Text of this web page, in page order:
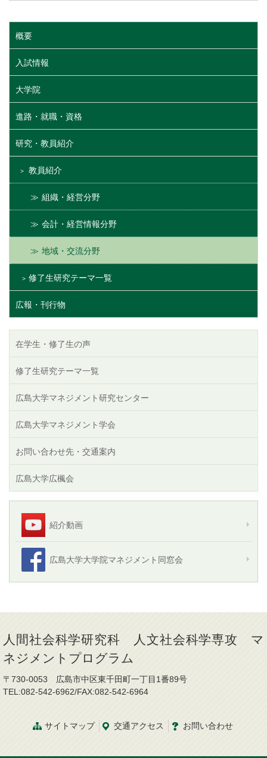
概要
入試情報
大学院
進路・就職・資格
研究・教員紹介
教員紹介
組織・経営分野
会計・経営情報分野
地域・交流分野
修了生研究テーマ一覧
広報・刊行物
在学生・修了生の声
修了生研究テーマ一覧
広島大学マネジメント研究センター
広島大学マネジメント学会
お問い合わせ先・交通案内
広島大学広楓会
紹介動画
広島大学大学院マネジメント同窓会
人間社会科学研究科 人文社会科学専攻 マ
ネジメントプログラム
〒730-0053 広島市中区東千田町一丁目1番89号
TEL:082-542-6962/FAX:082-542-6964
サイトマップ 交通アクセス お問い合わせ